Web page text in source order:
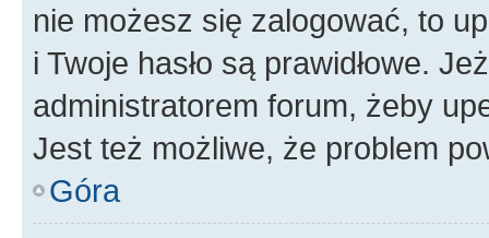
nie możesz się zalogować, to
i Twoje hasło są prawidłowe.
administratorem forum, żeby
Jest też możliwe, że problem
Góra